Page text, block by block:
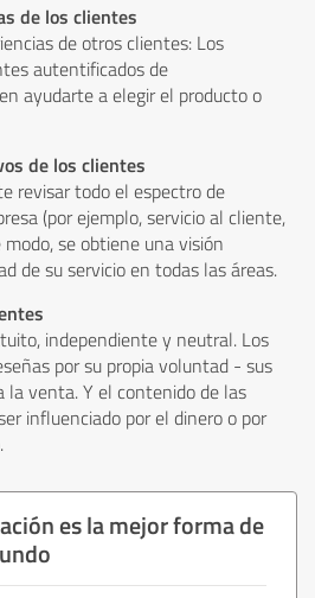
de los clientes
de otros clientes: Los
autentificados de
ayudarte a elegir el producto o
de los clientes
revisar todo el espectro de
(por ejemplo, servicio al cliente,
se obtiene una visión
de su servicio en todas las áreas.
independiente y neutral. Los
por su propia voluntad - sus
la venta. Y el contenido de las
influenciado por el dinero o por
es la mejor forma de